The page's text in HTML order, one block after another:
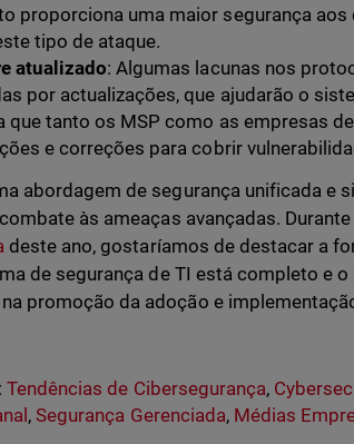
proporciona uma maior segurança
tipo de ataque.
atualizado: Algumas lacunas nos
por actualizações, que ajudarão o
que tanto os MSP como as empresas
e correções para cobrir
abordagem de segurança unificada e
às ameaças avançadas. Durante
deste ano, gostaríamos de destacar a
de segurança de TI está completo e
promoção da adoção e
Tendências de Cibersegurança,
,Segurança Gerenciada, Médias